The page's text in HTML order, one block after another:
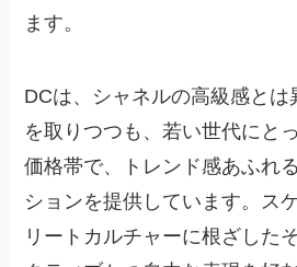
ます。
DCは、シャネルの高級感とは
を取りつつも、若い世代にと
価格帯で、トレンド感あふれ
ションを提供しています。ス
リートカルチャーに根ざした